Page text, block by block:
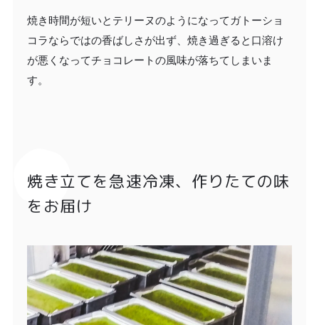
焼き時間が短いとテリーヌのようになってガトーショ
コラならではの香ばしさが出ず、焼き過ぎると口溶け
が悪くなってチョコレートの風味が落ちてしまいま
す。
焼き立てを急速冷凍、作りたての味
をお届け